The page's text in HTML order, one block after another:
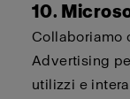
10.
Collaboriamo
Advertising
utilizzi e